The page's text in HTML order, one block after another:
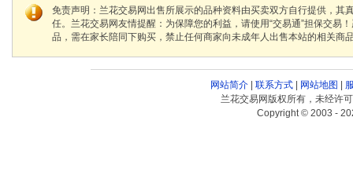
免责声明：兰花交易网出售所展示的品种资料由买卖双方自行提供，
任。兰花交易网友情提醒：为保障您的利益，请使用“交易通”担保交
品，需在家长陪同下购买，禁止任何商家向未成年人出售本站的相关商
网站简介| 联系方式| 网站地图
兰花交易网版权所有，未经许
Copyright © 2003 -